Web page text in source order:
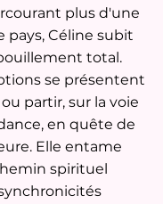
plus d'une
pays, Céline subit
total.
se présentent
ou partir, sur la voie
en quête de
Elle entame
spirituel